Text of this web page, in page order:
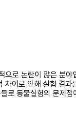
으로 논란이 많은 분
이로 인해 실험 결
로 동물실험의 문제